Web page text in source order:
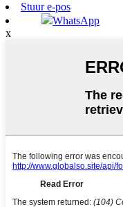
Stuur e-pos
WhatsApp
x